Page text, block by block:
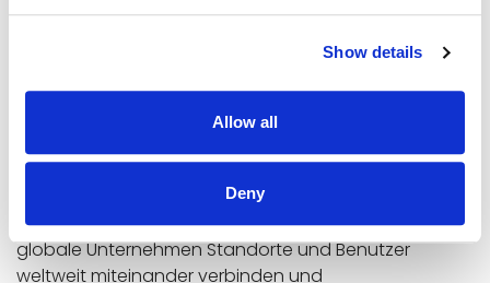
Show details
Allow all
Deny
Er hat Erfahrung mit den größten vertikalen Märkten,
darunter Finanzdienstleistungen, Gesundheitswesen,
die Bundesregierung, Energie, Telekommunikation und
Einzelhandel.
Er hat einen Bachelor-Abschluss in Software
Engineering von der Armenian State Engineering
University und einen MBA-Abschluss von der British-
Armenian School of International Business.
AryakaAryaka verändert die Art und Weise, wie
globale Unternehmen Standorte und Benutzer
weltweit miteinander verbinden und